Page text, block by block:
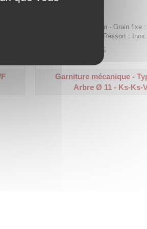
Grain mobile : Silicium - Grain fixe
Joints : Viton - Cage/Ressort : Inox
560545
Garniture mécanique -
Arbre Ø 11 - Ks-Ks-